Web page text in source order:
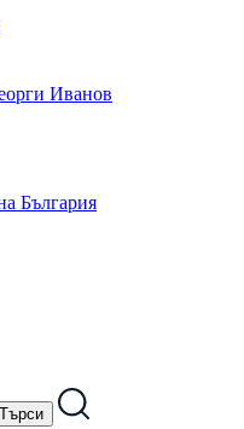
Иванов
България